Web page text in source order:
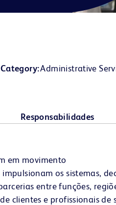
Category Administrative
Responsabilidades
em movimento
os sistemas,
entre funções,
clientes e profissionais de